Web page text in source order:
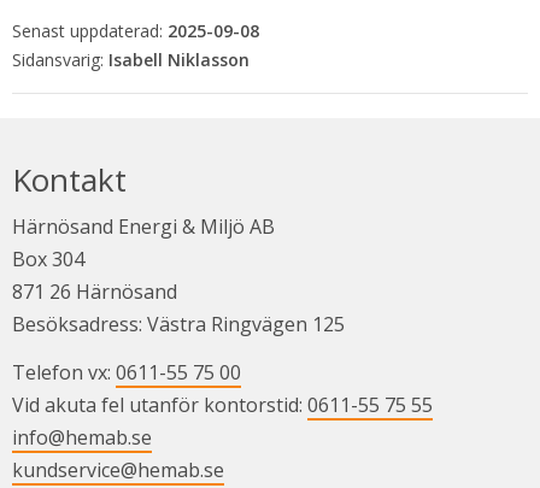
Senast uppdaterad: 2025-09-08
Isabell Niklasson
Kontakt
Härnösand Energi & Miljö AB
Box 304
871 26 Härnösand
Besöksadress: Västra Ringvägen 125
Telefon vx: 0611-55 75 00
Vid akuta fel utanför kontorstid: 0611-55 75 55
info@hemab.se
kundservice@hemab.se